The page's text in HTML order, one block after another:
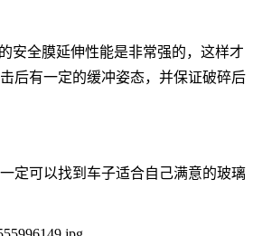
安全膜延伸性能是非常强的，这样才
后有一定的缓冲姿态，并保证破碎后
定可以找到车子适合自己满意的玻璃